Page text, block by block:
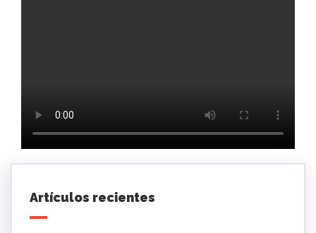
Artículos recientes